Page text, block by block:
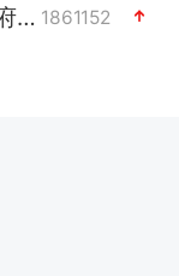
日本广岛民众举行游行反对政府行径 1861152